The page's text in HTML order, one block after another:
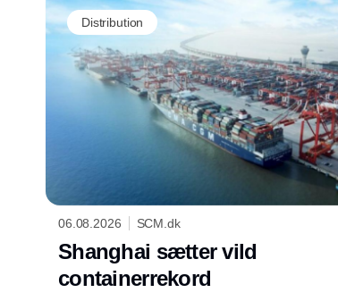
Distribution
06.08.2026 SCM.dk
Shanghai sætter vild
containerrekord